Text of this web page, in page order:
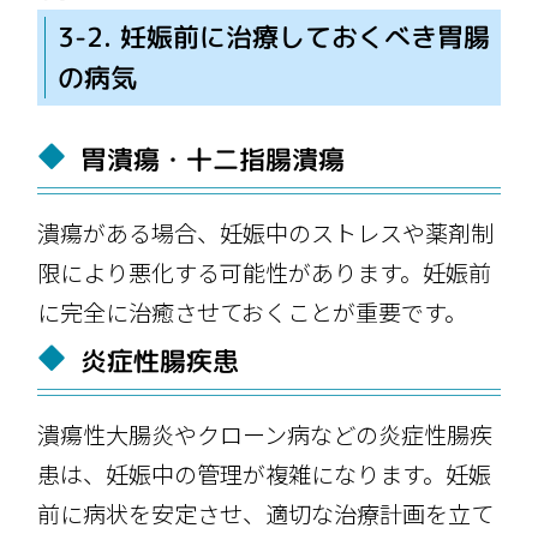
3-2. 妊娠前に治療しておくべき胃腸
の病気
胃潰瘍・十二指腸潰瘍
潰瘍がある場合、妊娠中のストレスや薬剤制
限により悪化する可能性があります。妊娠前
に完全に治癒させておくことが重要です。
炎症性腸疾患
潰瘍性大腸炎やクローン病などの炎症性腸疾
患は、妊娠中の管理が複雑になります。妊娠
前に病状を安定させ、適切な治療計画を立て